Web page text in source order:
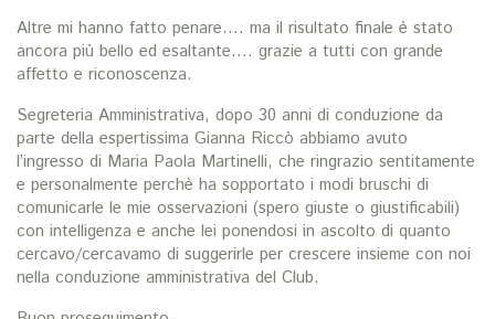
Altre mi hanno fatto penare…. ma il risultato finale è stato
ancora più bello ed esaltante…. grazie a tutti con grande
affetto e riconoscenza.
Segreteria Amministrativa, dopo 30 anni di conduzione da
parte della espertissima Gianna Riccò abbiamo avuto
l’ingresso di Maria Paola Martinelli, che ringrazio sentitamente
e personalmente perchè ha sopportato i modi bruschi di
comunicarle le mie osservazioni (spero giuste o giustificabili)
con intelligenza e anche lei ponendosi in ascolto di quanto
cercavo/cercavamo di suggerirle per crescere insieme con noi
nella conduzione amministrativa del Club.